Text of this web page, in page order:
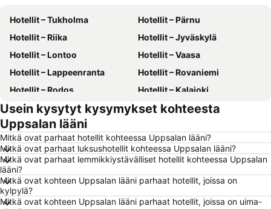
Hotellit – Tukholma
Hotellit – Pärnu
Hotellit – Riika
Hotellit – Jyväskylä
Hotellit – Lontoo
Hotellit – Vaasa
Hotellit – Lappeenranta
Hotellit – Rovaniemi
Hotellit – Rodos
Hotellit – Kalajoki
Hotellit – Alanya
Hotellit – Joensuu
Hotellit – Fuengirola
Hotellit – Savonlinna
Hotellit – Gdańsk
Hotellit – Lahti
Hotellit – Hämeenlinna
Hotellit – Seinäjoki
Hotellit – Gran Canaria
Hotellit – Kreikka
Hotellit – Aurinkorannikko
Usein kysytyt kysymykset kohteesta
Uppsalan lääni
Mitkä ovat parhaat hotellit kohteessa Uppsalan lääni?
Mitkä ovat parhaat luksushotellit kohteessa Uppsalan lääni?
Mitkä ovat parhaat lemmikkiystävälliset hotellit kohteessa Uppsalan
lääni?
Mitkä ovat kohteen Uppsalan lääni parhaat hotellit, joissa on
kylpylä?
Mitkä ovat kohteen Uppsalan lääni parhaat hotellit, joissa on uima-